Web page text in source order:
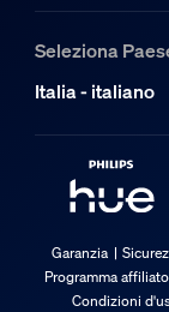
Seleziona
Italia - italiano
Garanzia
Programma affiliato
Condizioni